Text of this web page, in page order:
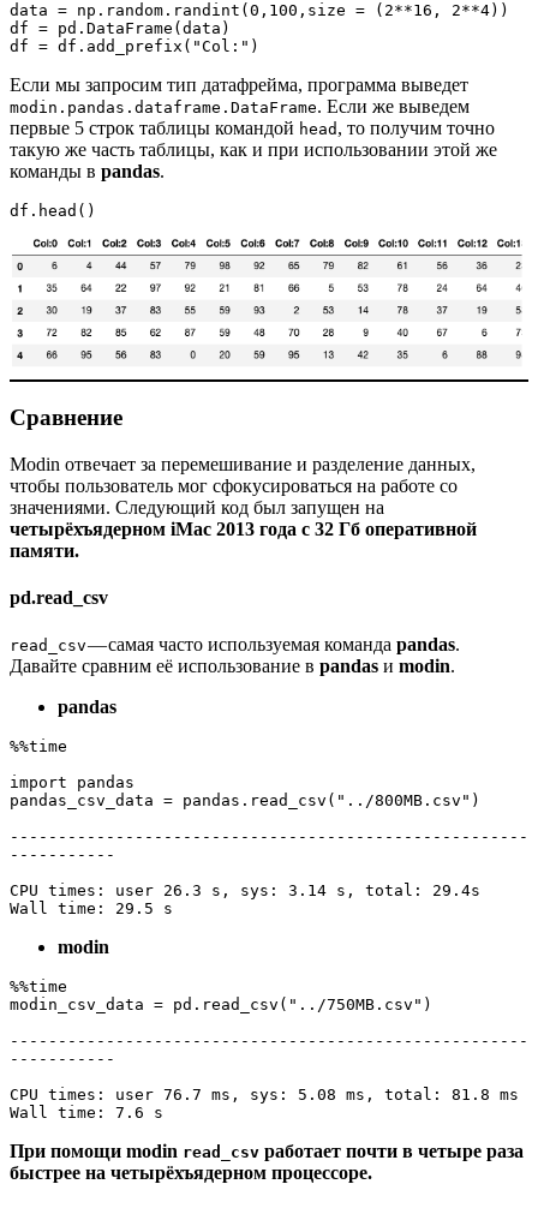
data = np.random.randint(0,100,size = (2**16, 2**4))
df = pd.DataFrame(data)
df = df.add_prefix("Col:")
Если мы запросим тип датафрейма, программа выведет
modin.pandas.dataframe.DataFrame. Если же выведем
первые 5 строк таблицы командой head , то получим точно
такую же часть таблицы, как и при использовании этой же
команды в pandas.
df.head()
Сравнение
Modin отвечает за перемешивание и разделение данных,
чтобы пользователь мог сфокусироваться на работе со
значениями. Следующий код был запущен на
четырёхъядерном iMac 2013 года с 32 Гб оперативной
памяти.
pd.read_csv
read_csv— самая часто используемая команда pandas.
Давайте сравним её использование в pandas и modin.
pandas
%%time
import pandas
pandas_csv_data = pandas.read_csv("../800MB.csv")
------------------------------------------------------
-----------
CPU times: user 26.3 s, sys: 3.14 s, total: 29.4s
Wall time: 29.5 s
modin
%%time
modin_csv_data = pd.read_csv("../750MB.csv")
------------------------------------------------------
-----------
CPU times: user 76.7 ms, sys: 5.08 ms, total: 81.8 ms
Wall time: 7.6 s
При помощи modin read_csv работает почти в четыре раза
быстрее на четырёхъядерном процессоре.